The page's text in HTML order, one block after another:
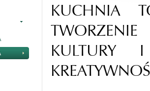
KUCHNIA
KULTURY I